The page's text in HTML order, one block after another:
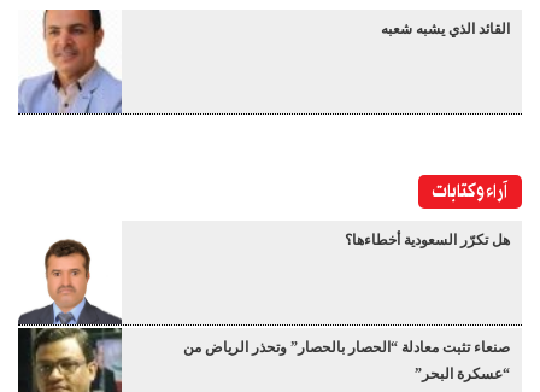
القائد الذي يشبه شعبه
آراء وكتابات
هل تكرّر السعودية أخطاءها؟
صنعاء تثبت معادلة “الحصار بالحصار” وتحذر الرياض من
“عسكرة البحر”